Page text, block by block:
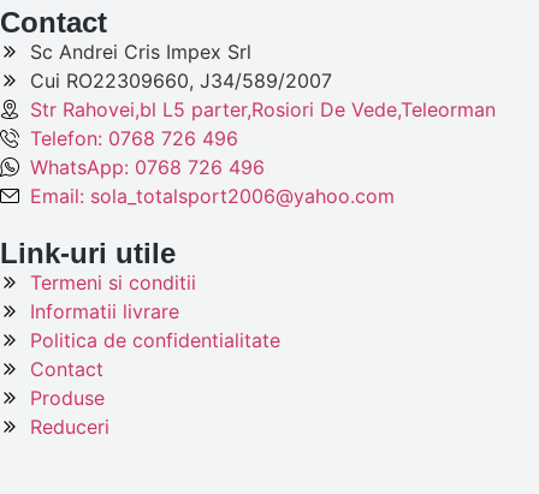
Contact
Sc Andrei Cris Impex Srl
Cui RO22309660, J34/589/2007
Str Rahovei,bl L5 parter,Rosiori De Vede,Teleorman
Telefon: 0768 726 496
WhatsApp: 0768 726 496
Email: sola_totalsport2006@yahoo.com
Link-uri utile
Termeni si conditii
Informatii livrare
Politica de confidentialitate
Contact
Produse
Reduceri